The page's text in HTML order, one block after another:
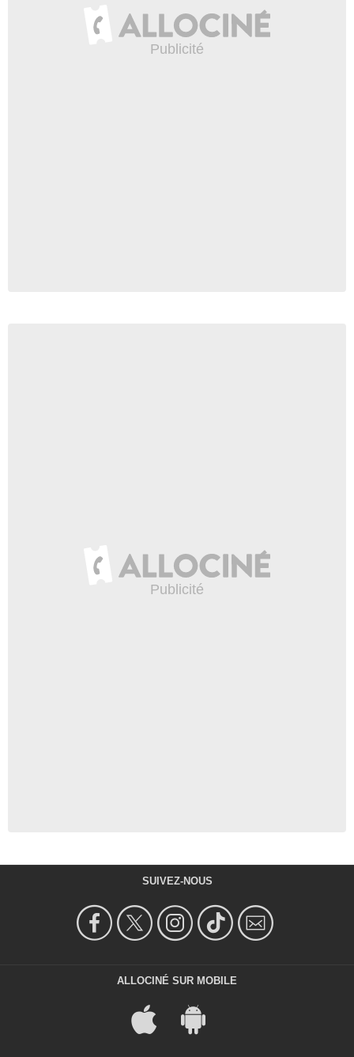
SUIVEZ-NOUS
ALLOCINÉ SUR MOBILE